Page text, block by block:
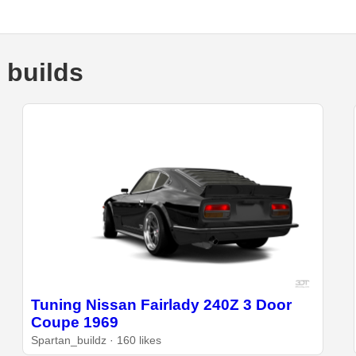
builds
Tuning Nissan Fairlady 240Z 3 Door
Coupe 1969
Spartan_buildz · 160 likes